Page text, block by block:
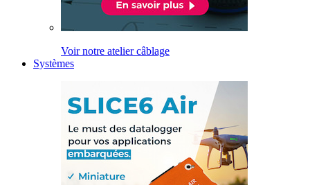
Voir notre atelier câblage
Systèmes